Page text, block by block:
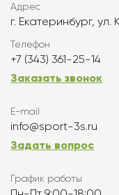
Адрес
г. Екатеринбург,
Телефон
+7 (343) 361-25-14
Заказать звонок
E-mail
info@sport-3s.ru
Задать вопрос
График работы